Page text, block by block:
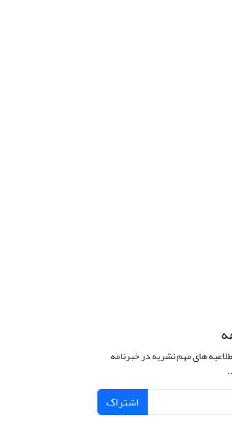
های مهم نشریه در خبرنامه
اشتراک